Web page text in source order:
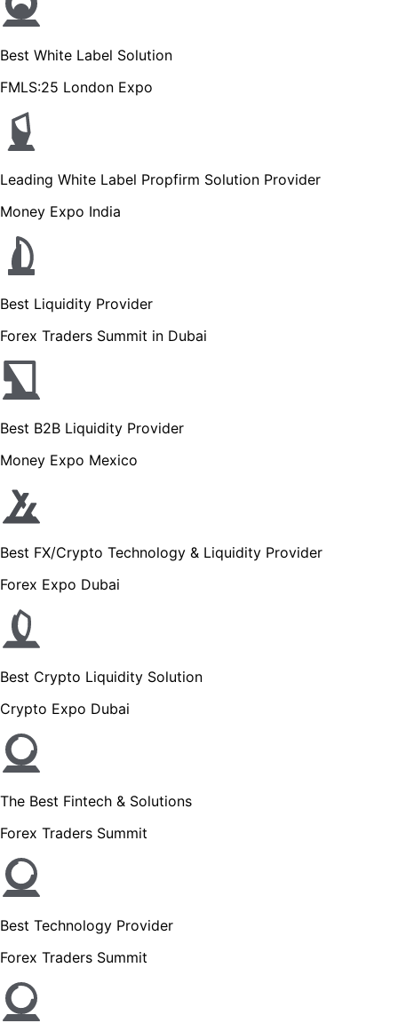
Best White Label Solution
FMLS:25 London Expo
Leading White Label Propfirm Solution Provider
Money Expo India
Best Liquidity Provider
Forex Traders Summit in Dubai
Best B2B Liquidity Provider
Money Expo Mexico
Best FX/Crypto Technology & Liquidity Provider
Forex Expo Dubai
Best Crypto Liquidity Solution
Crypto Expo Dubai
The Best Fintech & Solutions
Forex Traders Summit
Best Technology Provider
Forex Traders Summit